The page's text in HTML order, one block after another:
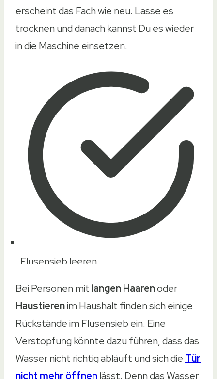
erscheint das Fach wie neu. Lasse es
trocknen und danach kannst Du es wieder
in die Maschine einsetzen.
Flusensieb leeren
Bei Personen mit langen Haarenoder
Haustierenim Haushalt finden sich einige
Rückstände im Flusensieb ein. Eine
Verstopfung könnte dazu führen, dass das
Wasser nicht richtig abläuft und sich die Tür
nicht mehr öffnenlässt. Denn das Wasser